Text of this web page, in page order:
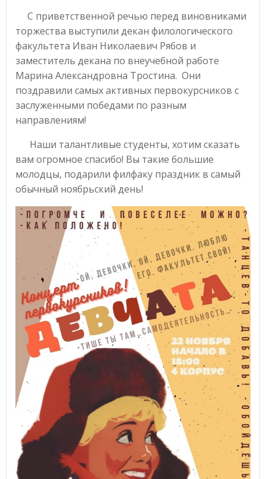
С приветственной речью перед виновниками
торжества выступили декан филологического
факультета Иван Николаевич Рябов и
заместитель декана по внеучебной работе
Марина Александровна Тростина. Они
поздравили самых активных первокурсников с
заслуженными победами по разным
направлениям!
Наши талантливые студенты, хотим сказать
вам огромное спасибо! Вы такие большие
молодцы, подарили филфаку праздник в самый
обычный ноябрьский день!